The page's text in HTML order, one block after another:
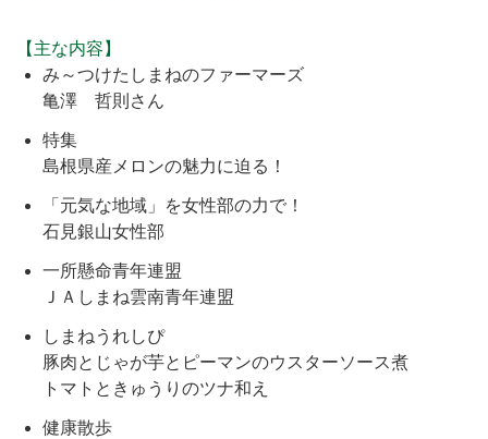
【主な内容】
み～つけたしまねのファーマーズ
亀澤 哲則さん
特集
島根県産メロンの魅力に迫る！
「元気な地域」を女性部の力で！
石見銀山女性部
一所懸命青年連盟
ＪＡしまね雲南青年連盟
しまねうれしぴ
豚肉とじゃが芋とピーマンのウスターソース煮
トマトときゅうりのツナ和え
健康散歩